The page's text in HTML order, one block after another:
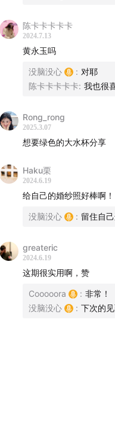
48:29 Cora：曾经想找竹子
51:17 自我感动式的DIY迷
01:03:16Attention⚠️送礼灵
01:04:12收到过的那些“难以
1:06:04 一个特别的体验感
01:08:52挑选礼物的基本原
陈卡卡卡卡卡
2024.7.13
黄永玉吗
没脑没心 : 对耶
陈卡卡卡卡卡: 我也很
Rong_rong
2025.3.07
想要绿色的大水杯分享
Haku栗
2024.6.19
给自己的婚纱照好棒啊！
没脑没心 : 留住自
greateric
2024.6.19
这期很实用啊，赞
Cooooora : 非常！
没脑没心
: 下次的